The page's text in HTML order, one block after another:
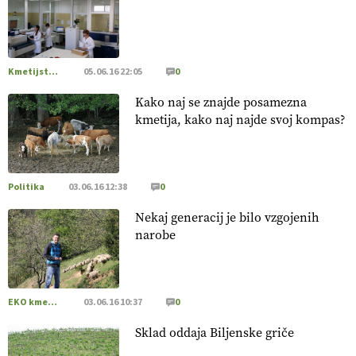
[EKOloško = LOGIČNO
in vlaga.
VEČ
https://t.co/qmMX2yevum @EUAgri #IMCAP
#CAP https://t.co/dDwsipE645
[EKOloško = LOGIČNO ] Mulčer
– naravna pot do zdravih
tal
. VEČ
https://t.co/J7RkeaYpYu @EUAgri #IMCAP #CAP
https://t.co/RVG0FzcQN6
[EKOloško = LOGIČNO
] Zdravje rastlin je ključno za
prehransko varnost,
okolje in kakovost življenja. VEČ
https://t.co/K0USFPJ5fJ @EUAgri #IMCAP #CAP
https://t.co/vcHhoOixHy
[EKOloško = LOGIČNO
Danes ni pomembna le količina
Kmetijstvo Podravja in Pomurja 05.06.16 22:05 0
Kako naj se znajde posamezna
kmetija, kako naj najde svoj kompas?
Politika 03.06.16 12:38 0
Nekaj generacij je bilo vzgojenih
narobe
EKO kmetijstvo 03.06.16 10:37 0
Sklad oddaja Biljenske griče